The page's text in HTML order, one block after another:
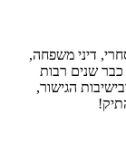
דיני משפחה,
כבר שנים רבות
הגישור,